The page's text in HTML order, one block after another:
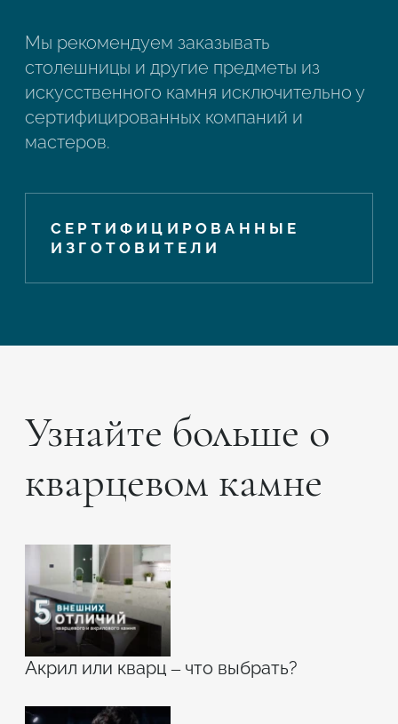
Мы рекомендуем заказывать
столешницы и другие предметы из
искусственного камня исключительно у
сертифицированных компаний и
мастеров.
СЕРТИФИЦИРОВАННЫЕ
ИЗГОТОВИТЕЛИ
Узнайте больше о
кварцевом камне
Акрил или кварц – что выбрать?